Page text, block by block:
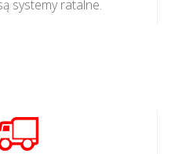
systemy ratalne.